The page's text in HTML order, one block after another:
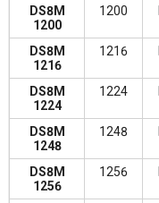
DS8M
1200
1200
DS8M
1216
1216
DS8M
1224
1224
DS8M
1248
1248
DS8M
1256
1256